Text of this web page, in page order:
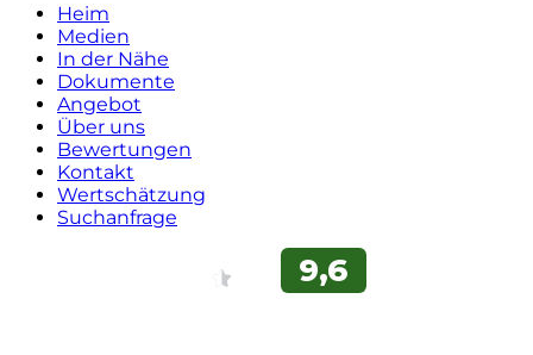
Heim
Medien
In der Nähe
Dokumente
Angebot
Über uns
Bewertungen
Kontakt
Wertschätzung
Suchanfrage